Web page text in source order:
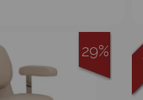
29%